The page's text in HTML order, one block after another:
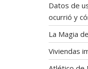
Datos de
ocurrió y
La Magia
Viviendas